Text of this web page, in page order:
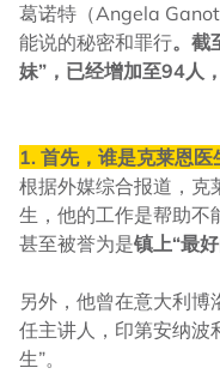
葛诺特（Angela
能说的秘密和罪行。截
妹”，已经增加至94人
1. 首先，谁是克莱恩医
根据外媒综合报道，克
生，他的工作是帮助不
甚至被誉为是镇上“最
另外，他曾在意大利博
任主讲人，印第安纳波
生”。